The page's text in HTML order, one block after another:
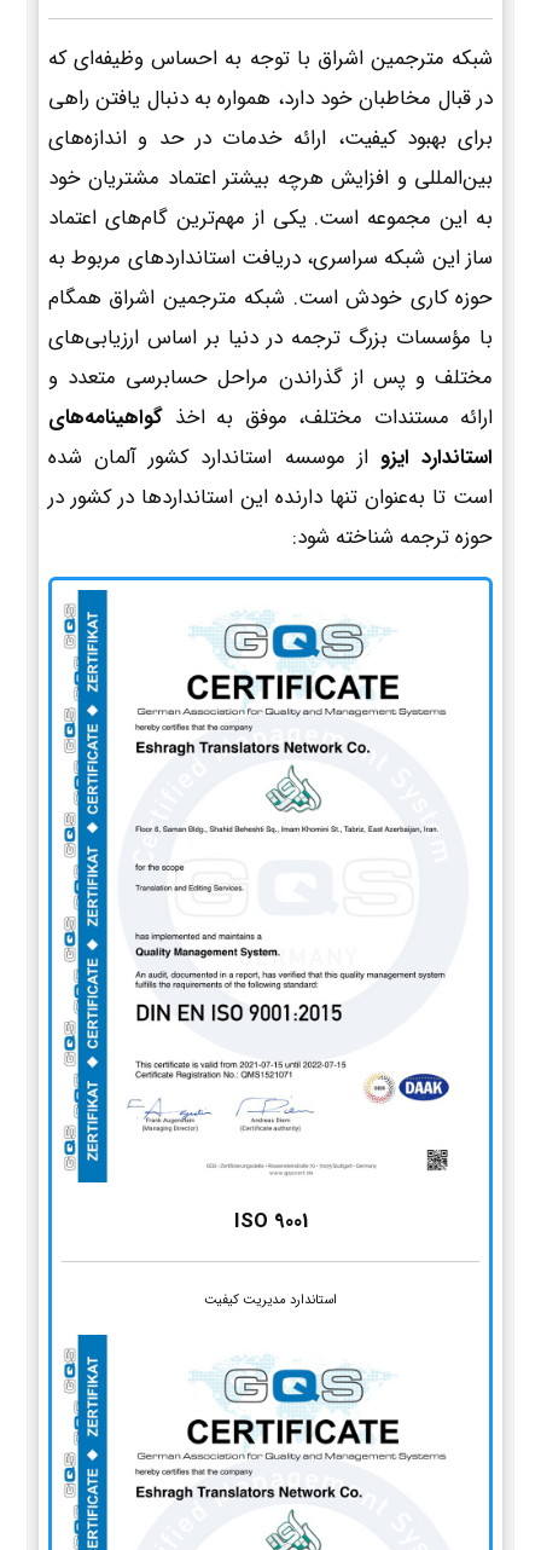
شبکه مترجمین اشراق با توجه به احساس وظیفه‌ای که
در قبال مخاطبان خود دارد، همواره به دنبال یافتن راهی
برای بهبود کیفیت، ارائه خدمات در حد و اندازه‌های
بین‌المللی و افزایش هرچه بیشتر اعتماد مشتریان خود
به این مجموعه است. یکی از مهم‌ترین گام‌های اعتماد
ساز این شبکه سراسری، دریافت استانداردهای مربوط به
حوزه کاری خودش است. شبکه مترجمین اشراق همگام
با مؤسسات بزرگ ترجمه در دنیا بر اساس ارزیابی‌های
مختلف و پس از گذراندن مراحل حسابرسی متعدد و
ارائه مستندات مختلف، موفق به اخذ گواهینامه‌های
استاندارد ایزو از موسسه استاندارد کشور آلمان شده
است تا به‌عنوان تنها دارنده این استانداردها در کشور در
حوزه ترجمه شناخته شود:
ISO 9001
استاندارد مدیریت کیفیت